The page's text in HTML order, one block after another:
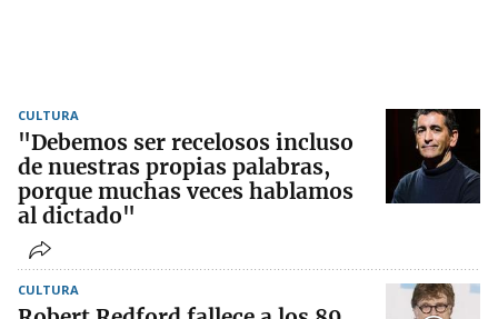
CULTURA
"Debemos ser recelosos incluso
de nuestras propias palabras,
porque muchas veces hablamos
al dictado"
CULTURA